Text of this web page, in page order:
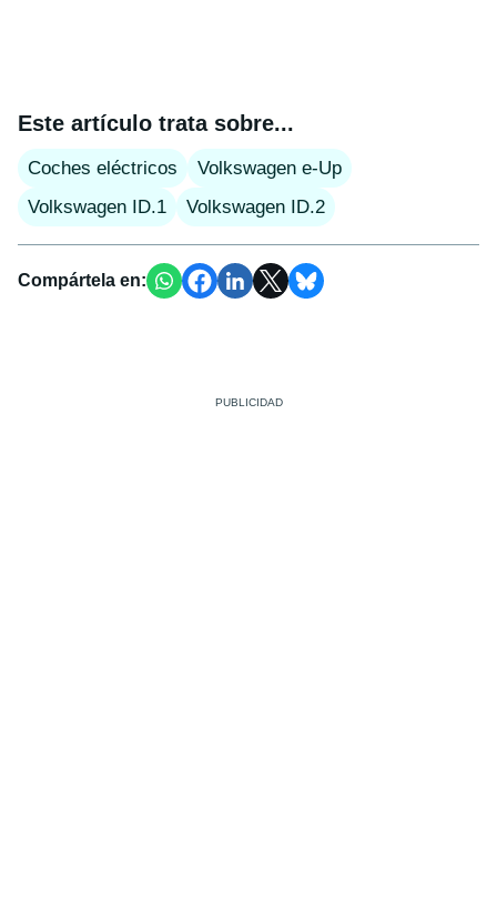
Este artículo trata sobre...
Coches eléctricos
Volkswagen e-Up
Volkswagen ID.1
Volkswagen ID.2
Compártela en: